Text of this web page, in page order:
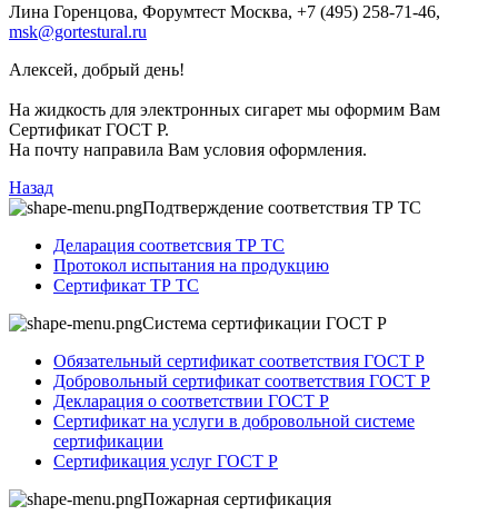
Лина Горенцова, Форумтест Москва, +7 (495) 258-71-46,
msk@gortestural.ru
Алексей, добрый день!
На жидкость для электронных сигарет мы оформим Вам
Сертификат ГОСТ Р.
На почту направила Вам условия оформления.
Назад
Подтверждение соответствия ТР ТС
Деларация соответсвия ТР ТС
Протокол испытания на продукцию
Сертификат ТР ТС
Система сертификации ГОСТ Р
Обязательный сертификат соответствия ГОСТ Р
Добровольный сертификат соответствия ГОСТ Р
Декларация о соответствии ГОСТ Р
Сертификат на услуги в добровольной системе
сертификации
Сертификация услуг ГОСТ Р
Пожарная сертификация